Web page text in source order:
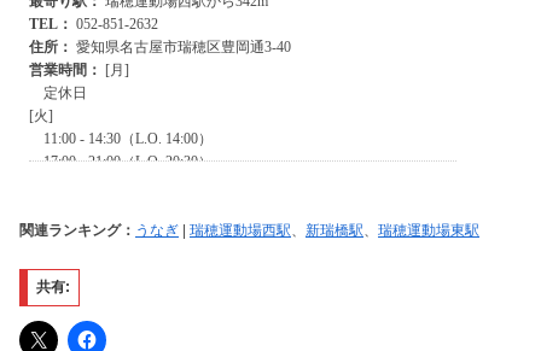
関連ランキング： うなぎ | 瑞穂運動場西駅 新瑞橋駅 瑞穂運動場東駅
共有: